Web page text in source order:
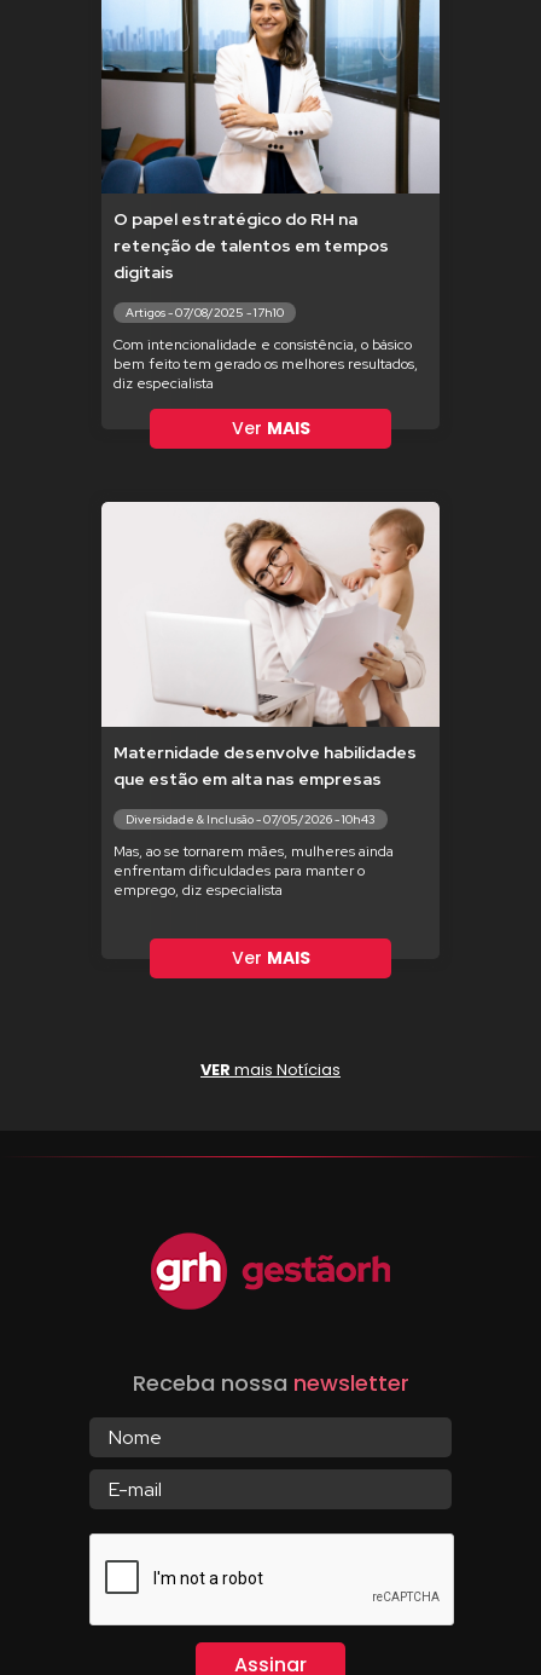
O papel estratégico do RH na
retenção de talentos em tempos
digitais
Artigos - 07/08/2025 - 17h10
Com intencionalidade e consistência, o básico
bem feito tem gerado os melhores resultados,
diz especialista
Ver MAIS
Maternidade desenvolve habilidades
que estão em alta nas empresas
Diversidade & Inclusão - 07/05/2026 - 10h43
Mas, ao se tornarem mães, mulheres ainda
enfrentam dificuldades para manter o
emprego, diz especialista
Ver MAIS
VER mais Notícias
Receba nossa newsletter